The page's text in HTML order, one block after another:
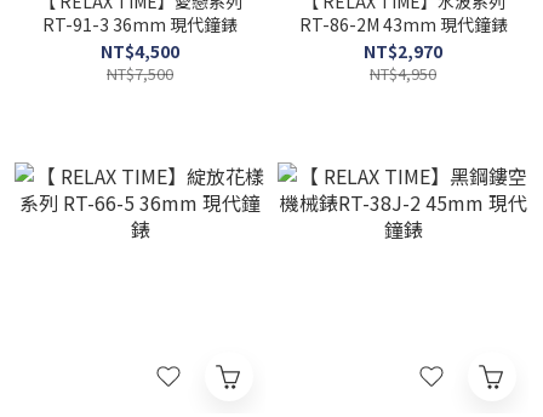
RT-91-3 36mm 現代鐘錶
NT$4,500
NT$7,500
RT-86-2M 43mm 現代鐘錶
NT$2,970
NT$4,950